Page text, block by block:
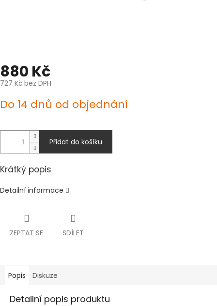
880 Kč
727 Kč bez DPH
cena:
Do 14 dnů od objednání
Přidat do košíku
Krátký popis
Detailní informace
ZEPTAT SE SDÍLET
Popis Diskuze
Detailní popis produktu